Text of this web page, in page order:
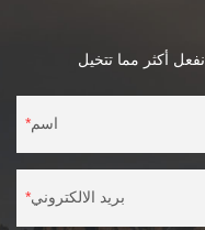
اسم
بريد الالكتروني